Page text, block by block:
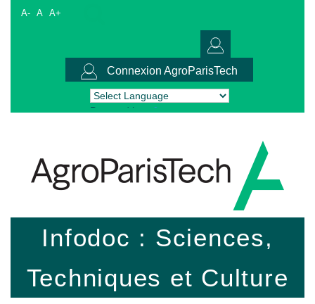
A- A A+
Connexion AgroParisTech
Powered by Translate
Infodoc : Sciences,
Techniques et Culture